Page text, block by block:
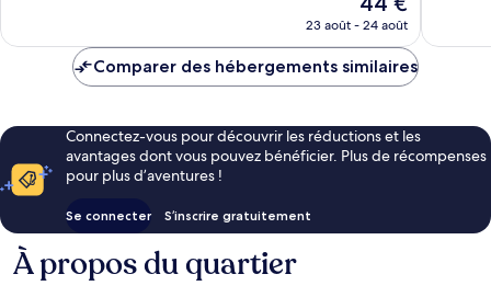
nouveau
est
de
23 août - 24 août
Comparer des hébergements similaires
Connectez-vous pour découvrir les réductions et les
avantages dont vous pouvez bénéficier. Plus de récompenses
pour plus d’aventures !
Se connecter S’inscrire gratuitement
À propos du quartier